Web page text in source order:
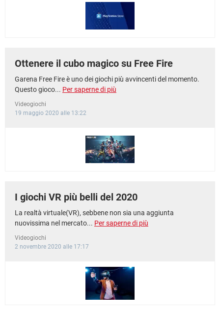
Ottenere il cubo magico su Free Fire
Garena Free Fire è uno dei giochi più avvincenti del momento.
Questo gioco... Per saperne di più
Videogiochi
19 maggio 2020 alle 13:22
I giochi VR più belli del 2020
La realtà virtuale(VR), sebbene non sia una aggiunta
nuovissima nel mercato... Per saperne di più
Videogiochi
2 novembre 2020 alle 17:17